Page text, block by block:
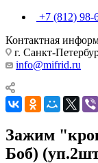
+7 (812) 98-
Контактная
г. Санкт-
info@mifrid.ru
Зажим
Боб)